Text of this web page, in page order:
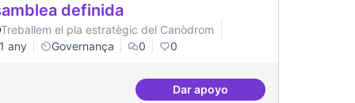
definida
Treballem el pla estratègic del Canòdrom
1 any
Governança 0 0
Dar apoyoAsamblea definida